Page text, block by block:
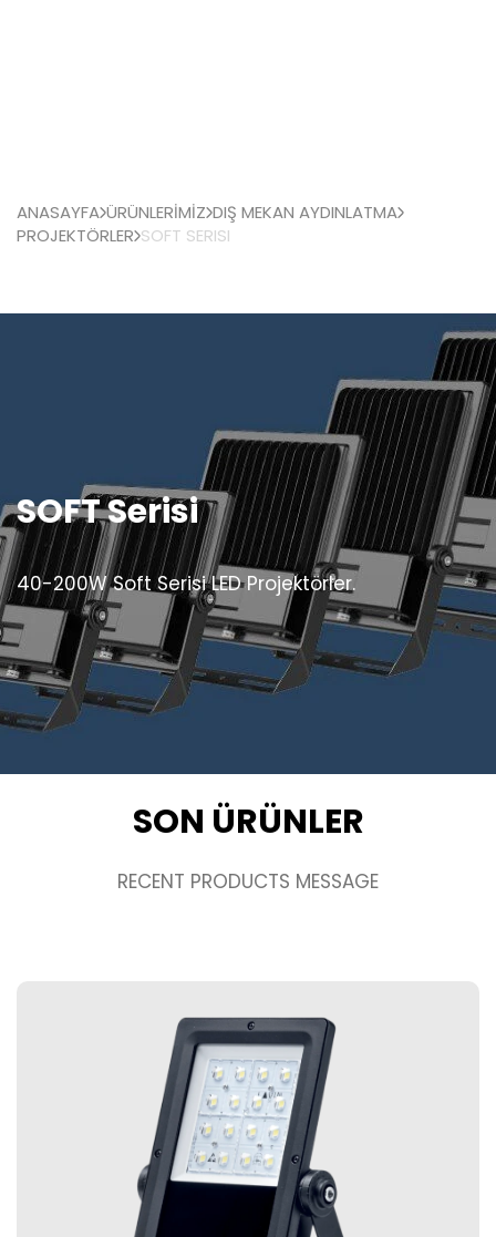
ANASAYFA ÜRÜNLERİMİZ DIŞ MEKAN AYDINLATMA
PROJEKTÖRLER SOFT SERISI
SOFT Serisi
40-200W Soft Serisi LED Projektörler.
SON ÜRÜNLER
RECENT PRODUCTS MESSAGE